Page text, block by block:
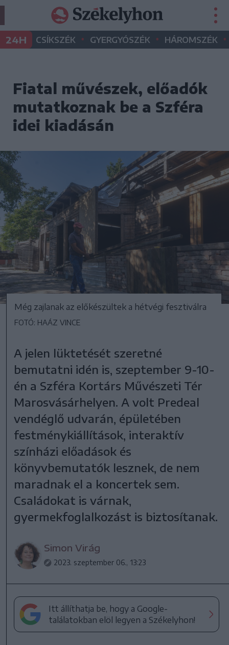
24H CSÍKSZÉK • GYERGYÓSZÉK • HÁROMSZÉK •
Fiatal művészek, előadók
mutatkoznak be a Szféra
idei kiadásán
Még zajlanak az előkészültek a hétvégi fesztiválra
FOTÓ: HAÁZ VINCE
A jelen lüktetését szeretné
bemutatni idén is, szeptember 9-10-
én a Szféra Kortárs Művészeti Tér
Marosvásárhelyen. A volt Predeal
vendéglő udvarán, épületében
festménykiállítások, interaktív
színházi előadások és
könyvbemutatók lesznek, de nem
maradnak el a koncertek sem.
Családokat is várnak,
gyermekfoglalkozást is biztosítanak.
Simon Virág
2023. szeptember 06., 13:23
Itt állíthatja be, hogy a Google-
találatokban elöl legyen a Székelyhon!